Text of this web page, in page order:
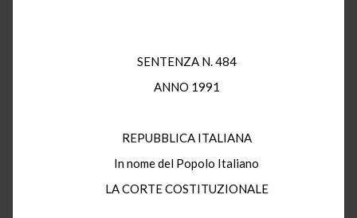
SENTENZA N. 484
ANNO 1991
REPUBBLICA ITALIANA
In nome del Popolo Italiano
LA CORTE COSTITUZIONALE